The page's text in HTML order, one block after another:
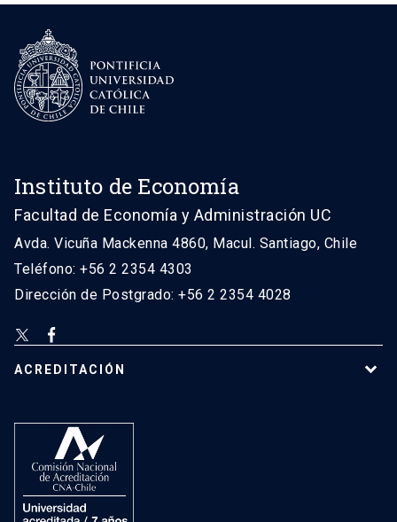
Instituto de Economía
Facultad de Economía y Administración UC
Avda. Vicuña Mackenna 4860, Macul. Santiago, Chile
Teléfono: +56 2 2354 4303
Dirección de Postgrado: +56 2 2354 4028
ACREDITACIÓN